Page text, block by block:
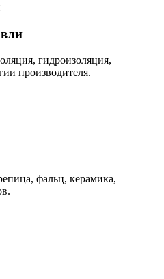
гидроизоляция,
производителя.
фальц, керамика,